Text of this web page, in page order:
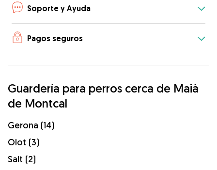
Soporte y Ayuda
Pagos seguros
Guardería para perros cerca de Maià
de Montcal
Gerona (14)
Olot (3)
Salt (2)